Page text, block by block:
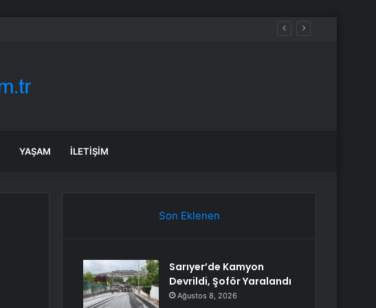
YAŞAM İLETIŞIM
Son Eklenen
Sarıyer’de Kamyon
Devrildi, Şoför Yaralandı
Ağustos 8, 2026